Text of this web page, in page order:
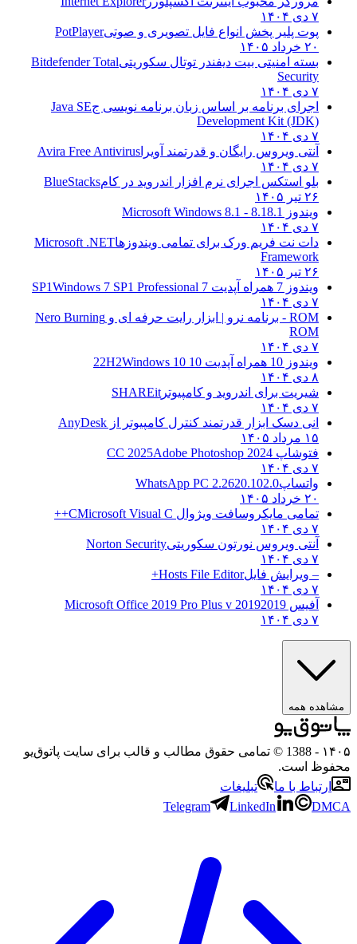
۷ دی ۱۴۰۴
پوت پلیر پخش انواع فایل تصویری و صوتیPotPlayer
۲۰ خرداد ۱۴۰۵
بسته امنیتی بیت دیفندر توتال سکوریتیBitdefender Total
Security
۷ دی ۱۴۰۴
اجرای برنامه بر اساس زبان برنامه نویسی جJava SE
Development Kit (JDK)
۷ دی ۱۴۰۴
آنتی ویروس رایگان و قدرتمند آویرا Avira Free Antivirus
۷ دی ۱۴۰۴
بلو استکس اجرای نرم افزار اندروید در کامBlueStacks
۲۶ تیر ۱۴۰۵
ویندوز 8.1
8.1 - Microsoft Windows 8.1
۷ دی ۱۴۰۴
دات نت فریم ورک برای تمامی ویندوزهاMicrosoft .NET
Framework
۲۶ تیر ۱۴۰۵
ویندوز 7 همراه آپدیت 7 SP1
Windows 7 SP1 Professional
۷ دی ۱۴۰۴
ROM - برنامه نرو | ابزار رایت حرفه ای و
Nero Burning
ROM
۷ دی ۱۴۰۴
ویندوز 10 همراه آپدیت 10 22H2
Windows 10
۸ دی ۱۴۰۴
شیریت برای اندروید و کامپیوتر SHAREit
۷ دی ۱۴۰۴
انی دسک ابزار قدرتمند کنترل کامپیوتر از AnyDesk
۱۵ مرداد ۱۴۰۵
فتوشاپ CC 2025 Adobe Photoshop 2024
۷ دی ۱۴۰۴
واتساپWhatsApp PC 2.2620.102.0
۲۰ خرداد ۱۴۰۵
تمامی مایکروسافت ویژوال C Microsoft Visual C++
۷ دی ۱۴۰۴
آنتی ویروس نورتون سکوریتیNorton Security
۷ دی ۱۴۰۴
– ویرایش فایلHosts File Editor+
۷ دی ۱۴۰۴
آفیس 2019 2019 Microsoft Office 2019 Pro Plus v
۷ دی ۱۴۰۴
مشاهده همه
۱۴۰۵
- 1388 © تمامی حقوق مطالب و قالب برای سایت پاتوق‌یو
محفوظ است.
ارتباط با ما
تبلیغات
Telegram
LinkedIn DMCA